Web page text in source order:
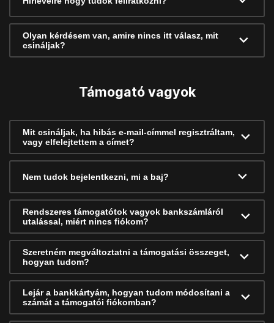
Olyan kérdésem van, amire nincs itt válasz, mit
csináljak?
Támogató vagyok
Mit csináljak, ha hibás e-mail-címmel regisztráltam,
vagy elfelejtettem a címet?
Nem tudok bejelentkezni, mi a baj?
Rendszeres támogatótok vagyok bankszámláról
utalással, miért nincs fiókom?
Szeretném megváltoztatni a támogatási összeget,
hogyan tudom?
Lejár a bankkártyám, hogyan tudom módosítani a
számát a támogatói fiókomban?